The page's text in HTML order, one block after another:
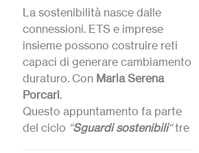
La sostenibilità nasce dalle
connessioni. ETS e imprese
insieme possono costruire reti
capaci di generare cambiamento
duraturo. Con Maria Serena
Porcari.
Questo appuntamento fa parte
del ciclo “Sguardi sostenibili“tre